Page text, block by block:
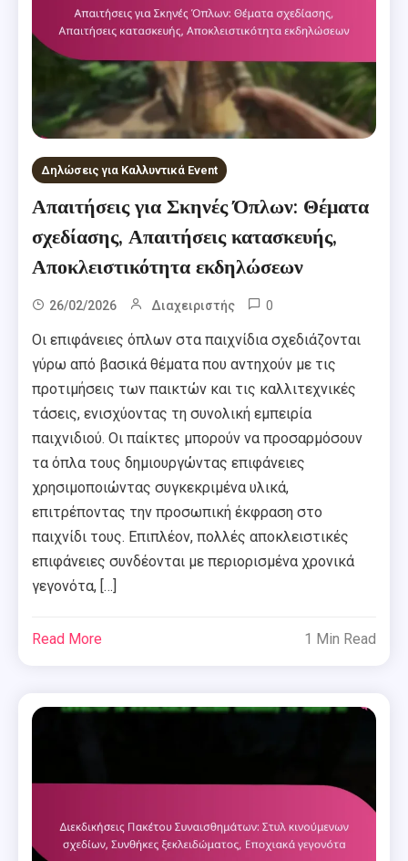
Δηλώσεις για Καλλυντικά Event
Απαιτήσεις για Σκηνές Όπλων: Θέματα
σχεδίασης, Απαιτήσεις κατασκευής,
Αποκλειστικότητα εκδηλώσεων
26/02/2026 Διαχειριστής 0
Οι επιφάνειες όπλων στα παιχνίδια σχεδιάζονται
γύρω από βασικά θέματα που αντηχούν με τις
προτιμήσεις των παικτών και τις καλλιτεχνικές
τάσεις, ενισχύοντας τη συνολική εμπειρία
παιχνιδιού. Οι παίκτες μπορούν να προσαρμόσουν
τα όπλα τους δημιουργώντας επιφάνειες
χρησιμοποιώντας συγκεκριμένα υλικά,
επιτρέποντας την προσωπική έκφραση στο
παιχνίδι τους. Επιπλέον, πολλές αποκλειστικές
επιφάνειες συνδέονται με περιορισμένα χρονικά
γεγονότα, […]
Read More 1 Min Read